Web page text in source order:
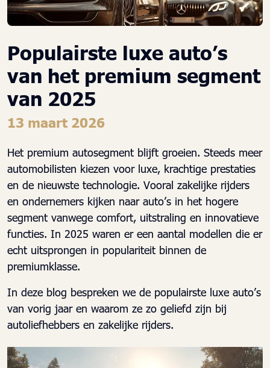
Populairste luxe auto’s
van het premium segment
van 2025
13 maart 2026
Het premium autosegment blijft groeien. Steeds meer
automobilisten kiezen voor luxe, krachtige prestaties
en de nieuwste technologie. Vooral zakelijke rijders
en ondernemers kijken naar auto’s in het hogere
segment vanwege comfort, uitstraling en innovatieve
functies. In 2025 waren er een aantal modellen die er
echt uitsprongen in populariteit binnen de
premiumklasse.
In deze blog bespreken we de populairste luxe auto’s
van vorig jaar en waarom ze zo geliefd zijn bij
autoliefhebbers en zakelijke rijders.